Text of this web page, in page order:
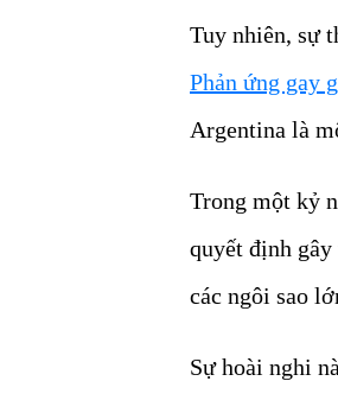
Tuy nhiên, sự
Phản ứng gay
Argentina là
Trong một kỷ
quyết định gây
các ngôi sao
Sự hoài nghi